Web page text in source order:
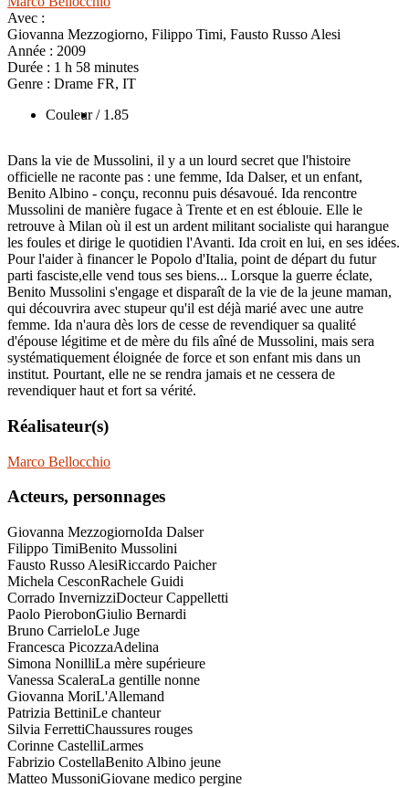
Avec :
Giovanna Mezzogiorno, Filippo Timi, Fausto Russo Alesi
Année : 2009
Durée : 1 h 58 minutes
Genre : Drame FR, IT
Couleur / 1.85
Dans la vie de Mussolini, il y a un lourd secret que l'histoire
officielle ne raconte pas : une femme, Ida Dalser, et un enfant,
Benito Albino - conçu, reconnu puis désavoué. Ida rencontre
Mussolini de manière fugace à Trente et en est éblouie. Elle le
retrouve à Milan où il est un ardent militant socialiste qui harangue
les foules et dirige le quotidien l'Avanti. Ida croit en lui, en ses idées.
Pour l'aider à financer le Popolo d'Italia, point de départ du futur
parti fasciste,elle vend tous ses biens... Lorsque la guerre éclate,
Benito Mussolini s'engage et disparaît de la vie de la jeune maman,
qui découvrira avec stupeur qu'il est déjà marié avec une autre
femme. Ida n'aura dès lors de cesse de revendiquer sa qualité
d'épouse légitime et de mère du fils aîné de Mussolini, mais sera
systématiquement éloignée de force et son enfant mis dans un
institut. Pourtant, elle ne se rendra jamais et ne cessera de
revendiquer haut et fort sa vérité.
Réalisateur(s)
Marco Bellocchio
Acteurs, personnages
Giovanna MezzogiornoIda Dalser
Filippo TimiBenito Mussolini
Fausto Russo AlesiRiccardo Paicher
Michela CesconRachele Guidi
Corrado InvernizziDocteur Cappelletti
Paolo PierobonGiulio Bernardi
Bruno CarrieloLe Juge
Francesca PicozzaAdelina
Simona NonilliLa mère supérieure
Vanessa ScaleraLa gentille nonne
Giovanna MoriL'Allemand
Patrizia BettiniLe chanteur
Silvia FerrettiChaussures rouges
Corinne CastelliLarmes
Fabrizio CostellaBenito Albino jeune
Matteo MussoniGiovane medico pergine